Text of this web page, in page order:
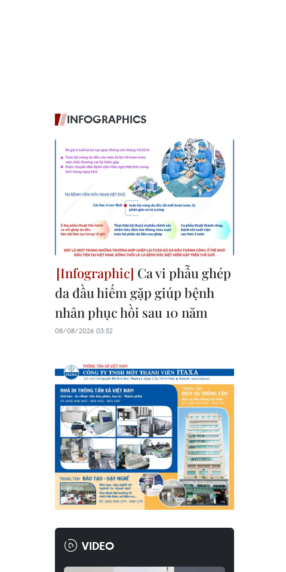
INFOGRAPHICS
Ca vi phẫu ghép
da đầu hiếm gặp giúp bệnh
nhân phục hồi sau 10 năm
08/08/2026 03:52
VIDEO